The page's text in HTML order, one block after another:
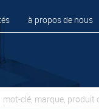
à propos de nous